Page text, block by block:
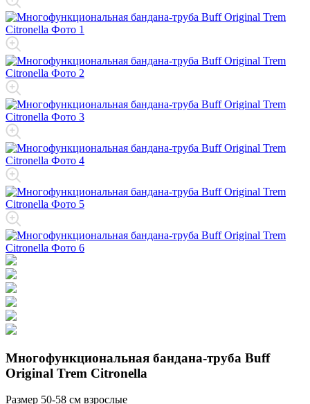
Многофункциональная бандана-труба Buff
Original Trem Citronella
Размер 50-58 см взрослые